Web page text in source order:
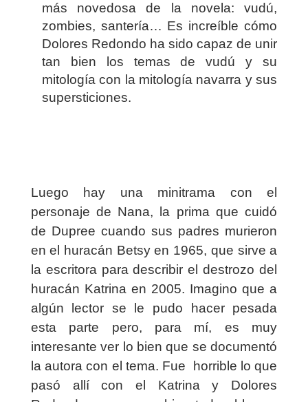
más novedosa de la novela: vudú,
zombies, santería… Es increíble cómo
Dolores Redondo ha sido capaz de unir
tan bien los temas de vudú y su
mitología con la mitología navarra y sus
supersticiones.
Luego hay una minitrama con el
personaje de Nana, la prima que cuidó
de Dupree cuando sus padres murieron
en el huracán Betsy en 1965, que sirve a
la escritora para describir el destrozo del
huracán Katrina en 2005. Imagino que a
algún lector se le pudo hacer pesada
esta parte pero, para mí, es muy
interesante ver lo bien que se documentó
la autora con el tema. Fue horrible lo que
pasó allí con el Katrina y Dolores